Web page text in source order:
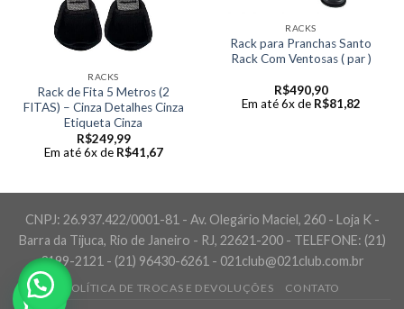
RACKS
Rack de Fita 5 Metros (2
FITAS) – Cinza Detalhes Cinza
Etiqueta Cinza
R$249,99
Em até 6x de R$41,67
RACKS
Rack para Pranchas Santo
Rack Com Ventosas ( par )
R$490,90
Em até 6x de R$81,82
CNPJ: 26.937.422/0001-81 - Av. Olegário Maciel, 260 - Loja K -
Barra da Tijuca, Rio de Janeiro - RJ, 22621-200 - TELEFONE: (21)
3199-2121 - (21) 96430-6261 - 021club@021club.com.br
POLÍTICA DE TROCAS E DEVOLUÇÕES CONTATO